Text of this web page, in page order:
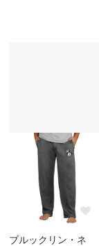
ブルックリン・ネ